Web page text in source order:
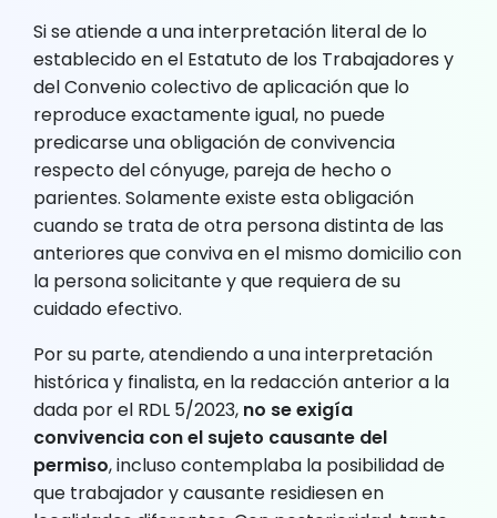
Si se atiende a una interpretación literal de lo
establecido en el Estatuto de los Trabajadores y
del Convenio colectivo de aplicación que lo
reproduce exactamente igual, no puede
predicarse una obligación de convivencia
respecto del cónyuge, pareja de hecho o
parientes. Solamente existe esta obligación
cuando se trata de otra persona distinta de las
anteriores que conviva en el mismo domicilio con
la persona solicitante y que requiera de su
cuidado efectivo.
Por su parte, atendiendo a una interpretación
histórica y finalista, en la redacción anterior a la
dada por el RDL 5/2023, no se exigía
convivencia con el sujeto causante del
permiso, incluso contemplaba la posibilidad de
que trabajador y causante residiesen en